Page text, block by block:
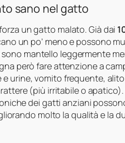
sano nel gatto
un gatto malato. Già dai
un po’ meno e possono
sono mantello leggermente
però fare attenzione a
e urine, vomito frequente,
(più irritabile o
dei gatti anziani
molto la qualità e la